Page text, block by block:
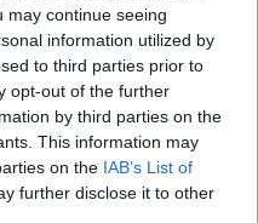
may continue seeing
information utilized by
to third parties prior to
opt-out of the further
by third parties on the
This information may
on the IAB’s List of
further disclose it to other